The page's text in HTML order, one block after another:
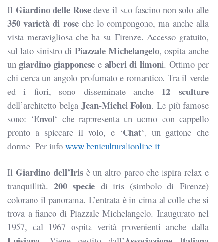
Il Giardino delle Rosedeve il suo fascino non solo alle
350 varietà di roseche lo compongono, ma anche alla
vista meravigliosa che ha su Firenze. Accesso gratuito,
sul lato sinistro diPiazzale Michelangelo, ospita anche
un giardino giapponesee alberi di limoni. Ottimo per
chi cerca un angolo profumato e romantico. Tra il verde
ed i fiori, sono disseminate anche 12 sculture
dell’architetto belga Jean-Michel Folon. Le più famose
sono: ‘Envol‘ che rappresenta un uomo con cappello
pronto a spiccare il volo, e ‘Chat‘, un gattone che
dorme. Per info www.beniculturalionline.it .
IlGiardino dell’Irisè un altro parco che ispira relax e
tranquillità. 200 specie di iris (simbolo di Firenze)
colorano il panorama. L’entrata è in cima al colle che si
trova a fianco di Piazzale Michelangelo. Inaugurato nel
1957, dal 1967 ospita verità provenienti anche dalla